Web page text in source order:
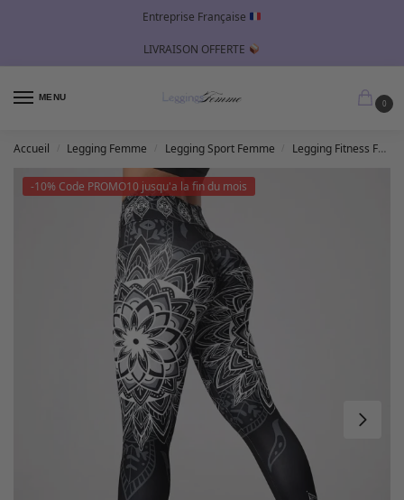
Entreprise Française
LIVRAISON OFFERTE
MENU
0
Accueil Legging Femme Legging Sport Femme Legging Fitness Femme
-10% Code PROMO10 jusqu'a la fin du mois